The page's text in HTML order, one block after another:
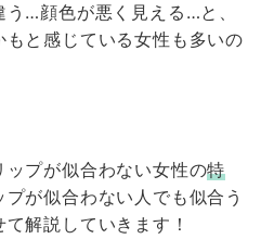
…顔色が悪く見える…と、
と感じている女性も多いの
プが似合わない女性の特
が似合わない人でも似合う
て解説していきます！